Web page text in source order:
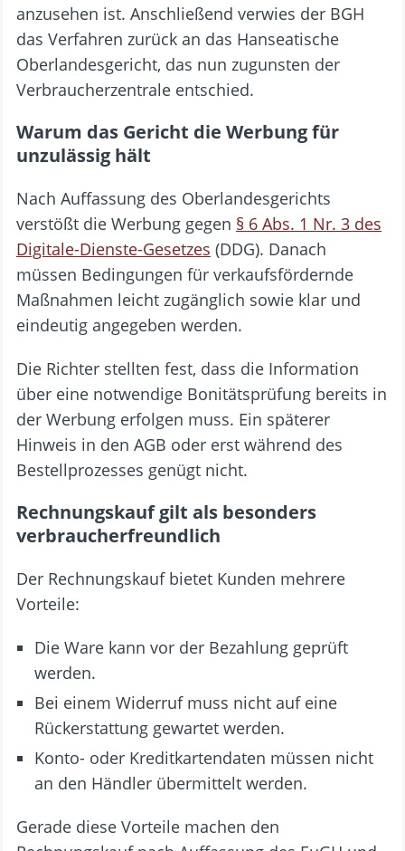
anzusehen ist. Anschließend verwies der BGH
das Verfahren zurück an das Hanseatische
Oberlandesgericht, das nun zugunsten der
Verbraucherzentrale entschied.
Warum das Gericht die Werbung für
unzulässig hält
Nach Auffassung des Oberlandesgerichts
verstößt die Werbung gegen § 6 Abs. 1 Nr. 3 des
Digitale-Dienste-Gesetzes (DDG). Danach
müssen Bedingungen für verkaufsfördernde
Maßnahmen leicht zugänglich sowie klar und
eindeutig angegeben werden.
Die Richter stellten fest, dass die Information
über eine notwendige Bonitätsprüfung bereits in
der Werbung erfolgen muss. Ein späterer
Hinweis in den AGB oder erst während des
Bestellprozesses genügt nicht.
Rechnungskauf gilt als besonders
verbraucherfreundlich
Der Rechnungskauf bietet Kunden mehrere
Vorteile:
Die Ware kann vor der Bezahlung geprüft
werden.
Bei einem Widerruf muss nicht auf eine
Rückerstattung gewartet werden.
Konto- oder Kreditkartendaten müssen nicht
an den Händler übermittelt werden.
Gerade diese Vorteile machen den